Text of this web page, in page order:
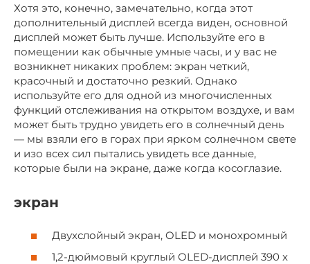
Хотя это, конечно, замечательно, когда этот
дополнительный дисплей всегда виден, основной
дисплей может быть лучше. Используйте его в
помещении как обычные умные часы, и у вас не
возникнет никаких проблем: экран четкий,
красочный и достаточно резкий. Однако
используйте его для одной из многочисленных
функций отслеживания на открытом воздухе, и вам
может быть трудно увидеть его в солнечный день
— мы взяли его в горах при ярком солнечном свете
и изо всех сил пытались увидеть все данные,
которые были на экране, даже когда косоглазие.
экран
Двухслойный экран, OLED и монохромный
1,2-дюймовый круглый OLED-дисплей 390 x